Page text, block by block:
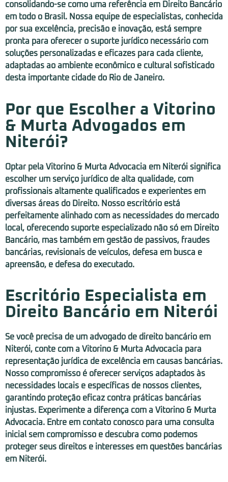
consolidando-se como uma referência em Direito Bancário
em todo o Brasil. Nossa equipe de especialistas, conhecida
por sua excelência, precisão e inovação, está sempre
pronta para oferecer o suporte jurídico necessário com
soluções personalizadas e eficazes para cada cliente,
adaptadas ao ambiente econômico e cultural sofisticado
desta importante cidade do Rio de Janeiro.
Por que Escolher a Vitorino
& Murta Advogados em
Niterói?
Optar pela Vitorino & Murta Advocacia em Niterói significa
escolher um serviço jurídico de alta qualidade, com
profissionais altamente qualificados e experientes em
diversas áreas do Direito. Nosso escritório está
perfeitamente alinhado com as necessidades do mercado
local, oferecendo suporte especializado não só em Direito
Bancário, mas também em gestão de passivos, fraudes
bancárias, revisionais de veículos, defesa em busca e
apreensão, e defesa do executado.
Escritório Especialista em
Direito Bancário em Niterói
Se você precisa de um advogado de direito bancário em
Niterói, conte com a Vitorino & Murta Advocacia para
representação jurídica de excelência em causas bancárias.
Nosso compromisso é oferecer serviços adaptados às
necessidades locais e específicas de nossos clientes,
garantindo proteção eficaz contra práticas bancárias
injustas. Experimente a diferença com a Vitorino & Murta
Advocacia. Entre em contato conosco para uma consulta
inicial sem compromisso e descubra como podemos
proteger seus direitos e interesses em questões bancárias
em Niterói.